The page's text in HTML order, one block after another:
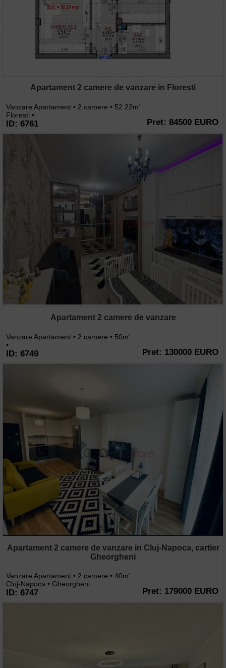
Apartament 2 camere de vanzare in Floresti
Vanzare Apartament • 2 camere • 52.22m2
Floresti •
ID: 6761 Pret: 84500 EURO
Apartament 2 camere de vanzare
Vanzare Apartament • 2 camere • 50m2
•
ID: 6749 Pret: 130000 EURO
Apartament 2 camere de vanzare in Cluj-Napoca, cartier
Gheorgheni
Vanzare Apartament • 2 camere • 40m2
Cluj-Napoca • Gheorgheni
ID: 6747 Pret: 179000 EURO